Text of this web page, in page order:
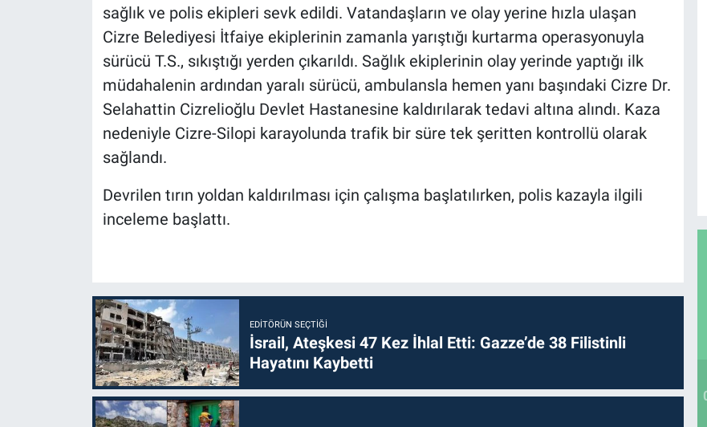
sağlık ve polis ekipleri sevk edildi. Vatandaşların ve olay yerine hızla ulaşan
Cizre Belediyesi İtfaiye ekiplerinin zamanla yarıştığı kurtarma operasyonuyla
sürücü T.S., sıkıştığı yerden çıkarıldı. Sağlık ekiplerinin olay yerinde yaptığı ilk
müdahalenin ardından yaralı sürücü, ambulansla hemen yanı başındaki Cizre Dr.
Selahattin Cizrelioğlu Devlet Hastanesine kaldırılarak tedavi altına alındı. Kaza
nedeniyle Cizre-Silopi karayolunda trafik bir süre tek şeritten kontrollü olarak
sağlandı.
Devrilen tırın yoldan kaldırılması için çalışma başlatılırken, polis kazayla ilgili
inceleme başlattı.
EDITÖRÜN SEÇTIĞI
İsrail, Ateşkesi 47 Kez İhlal Etti: Gazze’de 38 Filistinli
Hayatını Kaybetti